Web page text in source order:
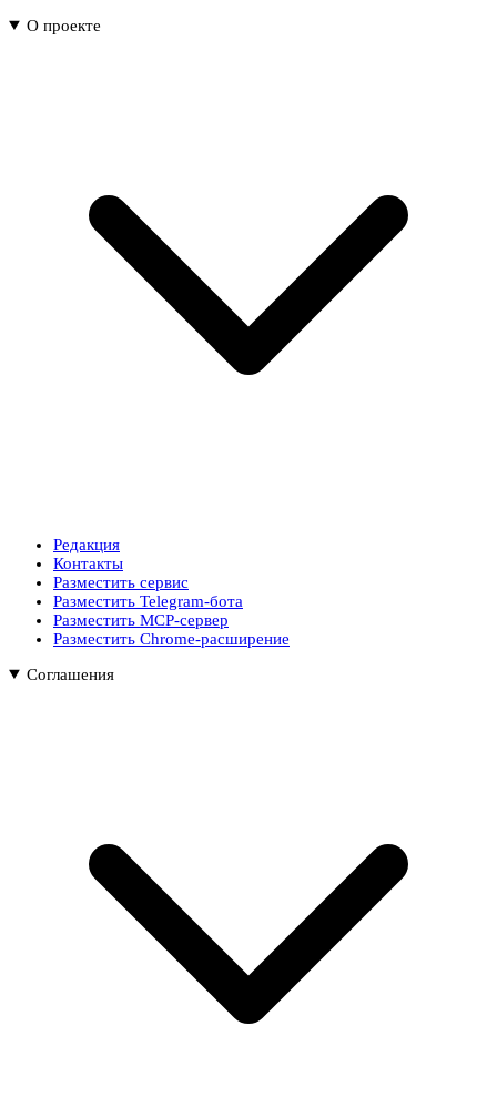
О проекте
Редакция
Контакты
Разместить сервис
Разместить Telegram-бота
Разместить MCP-сервер
Разместить Chrome-расширение
Соглашения